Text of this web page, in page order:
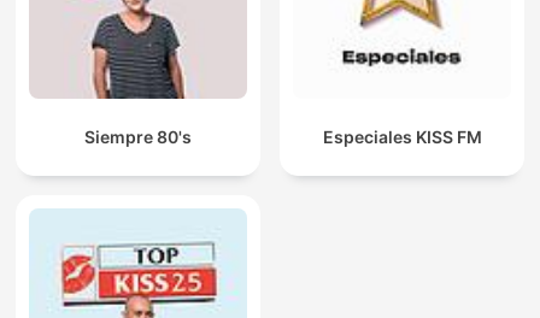
Siempre 80's Especiales KISS FM